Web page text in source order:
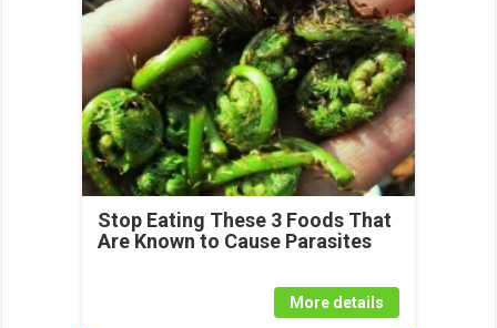
Stop Eating These 3 Foods That
Are Known to Cause Parasites
More details